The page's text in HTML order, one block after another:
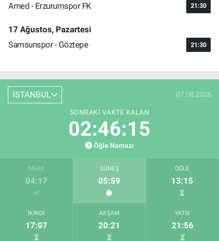
Amed - Erzurumspor FK 21:30
17 Ağustos, Pazartesi
Samsunspor - Göztepe
21:30
İSTANBUL 07.08.2026
SONRAKI VAKTE KALAN
02:46:15
Öğle Namazı
İMSAK
04:17
GÜNEŞ
05:59
ÖĞLE
13:15
İKINDI
17:07
AKŞAM
20:21
YATSI
21:56